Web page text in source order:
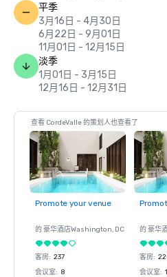
平季
3月16日 - 4月30日
6月22日 - 9月01日
11月01日 - 12月15日
淡季
1月01日 - 3月15日
12月16日 - 12月31日
查看 CordeValle 的策划人也查看了
Promote your venue
的 豪华酒店Washington, DC
客房: 237
会议室: 8
的 豪华
客房:
会议室: